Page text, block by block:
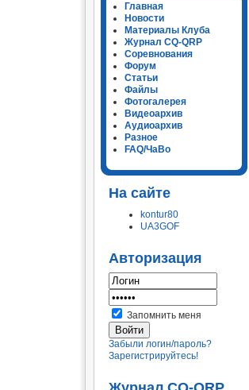
Главная
Новости
Материалы Клуба
Журнал CQ-QRP
Соревнования
Форум
Статьи
Файлы
Фотогалерея
Видеоархив
Аудиоархив
Разное
FAQ/ЧаВо
На сайте
kontur80
UA3GOF
Авторизация
Запомнить меня
Забыли логин/пароль?
Зарегистрируйтесь!